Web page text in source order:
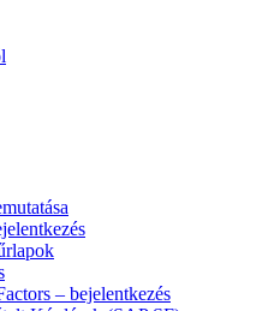
– bejelentkezés